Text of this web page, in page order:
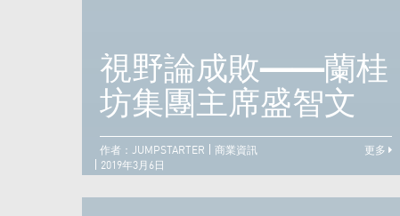
視野論成敗——蘭桂
坊集團主席盛智文
作者：JUMPSTARTER
商業資訊
2019年3月6日
更多